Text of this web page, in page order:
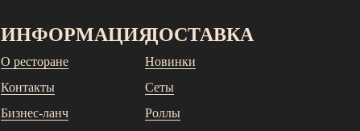
ИНФОРМАЦИЯ
О ресторане
Контакты
Бизнес-ланч
ДОСТАВКА
Новинки
Сеты
Роллы